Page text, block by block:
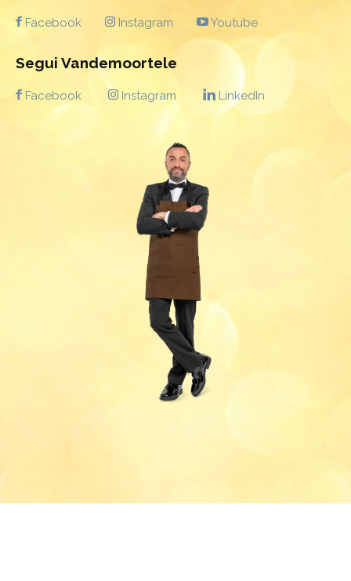
Facebook Instagram Youtube
Segui Vandemoortele
Facebook Instagram LinkedIn